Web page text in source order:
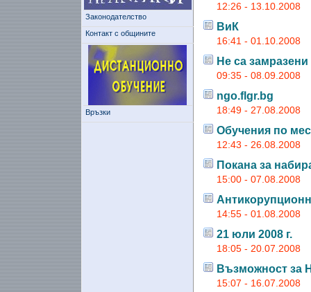
Законодателство
Контакт с общините
Връзки
12:26 - 13.10.2008
ВиК
16:41 - 01.10.2008
Не са
09:35 - 08.09.2008
ngo.flgr.bg
18:49 - 27.08.2008
Обучения по
12:43 - 26.08.2008
Покана за
15:00 - 07.08.2008
14:55 - 01.08.2008
21 юли 2008 г.
18:05 - 20.07.2008
Възможност
15:07 - 16.07.2008